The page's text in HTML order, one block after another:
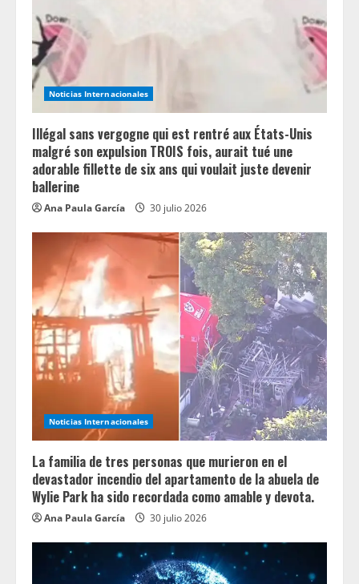
Noticias Internacionales
Illégal sans vergogne qui est rentré aux États-Unis
malgré son expulsion TROIS fois, aurait tué une
adorable fillette de six ans qui voulait juste devenir
ballerine
Ana Paula García 30 julio 2026
Noticias Internacionales
La familia de tres personas que murieron en el
devastador incendio del apartamento de la abuela de
Wylie Park ha sido recordada como amable y devota.
Ana Paula García 30 julio 2026